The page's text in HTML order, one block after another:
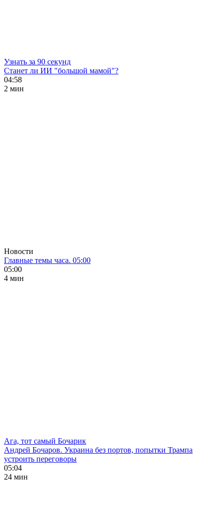
Узнать за 90 секунд
Станет ли ИИ "большой мамой"?
04:58
2 мин
Новости
Главные темы часа. 05:00
05:00
4 мин
Ага, тот самый Бочарик
Андрей Бочаров. Украина без портов, попытки Трампа
устроить переговоры
05:04
24 мин